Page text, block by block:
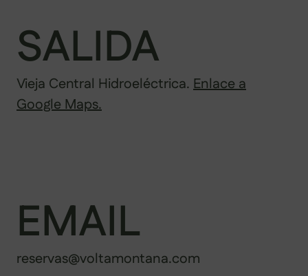
SALIDA
Vieja Central Hidroeléctrica. Enlace a
Google Maps.
EMAIL
reservas@voltamontana.com